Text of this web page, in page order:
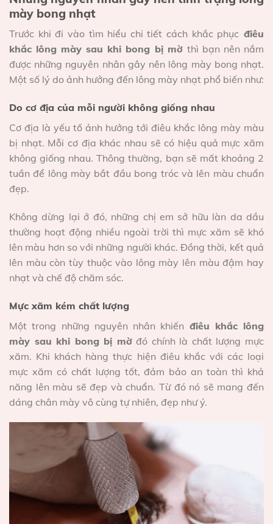
mày bong nhạt
Trước khi đi vào tìm hiểu chi tiết cách khắc phục điêu
khắc lông mày sau khi bong bị mờ thì bạn nên nắm
được những nguyên nhân gây nên lông mày bong nhạt.
Một số lý do ảnh hưởng đến lông mày nhạt phổ biến như:
Do cơ địa của mỗi người không giống nhau
Cơ địa là yếu tố ảnh hưởng tới điêu khắc lông mày màu
bị nhạt. Mỗi cơ địa khác nhau sẽ có hiệu quả mực xăm
không giống nhau. Thông thường, bạn sẽ mất khoảng 2
tuần để lông mày bắt đầu bong tróc và lên màu chuẩn
đẹp.
Không dừng lại ở đó, những chị em sở hữu làn da dầu
thường hoạt động nhiều ngoài trời thì mực xăm sẽ khó
lên màu hơn so với những người khác. Đồng thời, kết quả
lên màu còn tùy thuộc vào lông mày lên màu đậm hay
nhạt và chế độ chăm sóc.
Mực xăm kém chất lượng
Một trong những nguyên nhân khiến điêu khắc lông
mày sau khi bong bị mờđó chính là chất lượng mực
xăm. Khi khách hàng thực hiện điêu khắc với các loại
mực xăm có chất lượng tốt, đảm bảo an toàn thì khả
năng lên màu sẽ đẹp và chuẩn. Từ đó nó sẽ mang đến
dáng chân mày vô cùng tự nhiên, đẹp như ý.